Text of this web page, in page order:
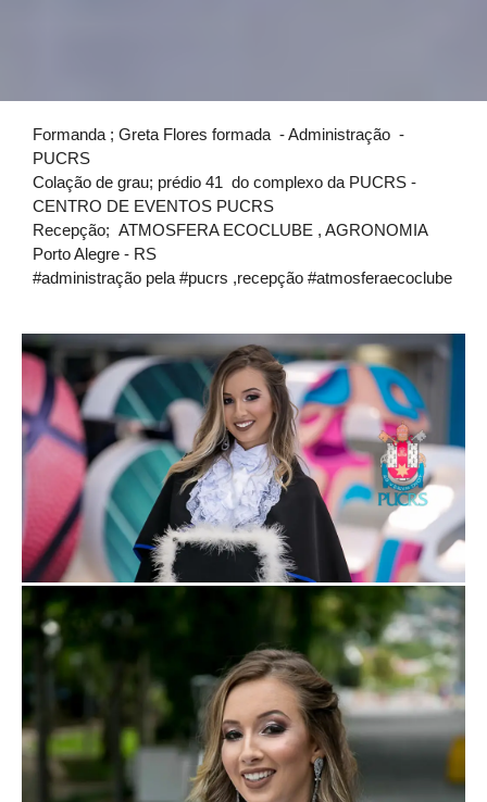
Formanda ; Greta Flores formada - Administração -
PUCRS
Colação de grau; prédio 41 do complexo da PUCRS -
CENTRO DE EVENTOS PUCRS
Recepção; ATMOSFERA ECOCLUBE , AGRONOMIA
Porto Alegre - RS
#administração pela #pucrs ,recepção #atmosferaecoclube